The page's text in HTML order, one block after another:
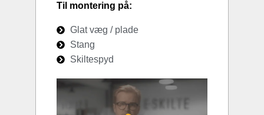
Til montering på:
Glat væg / plade
Stang
Skiltespyd